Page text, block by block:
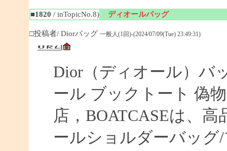
■1820 / inTopicNo.8) ディオールバッグ
□投稿者/ Diorバッグ 一般人(1回)-(2024/07/09(Tue) 23:49:31)
Dior（ディオール）バ
ール ブックトート 偽
店，BOATCASEは、
ールショルダーバッ